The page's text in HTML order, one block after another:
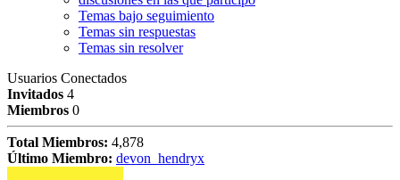
Temas bajo seguimiento
Temas sin respuestas
Temas sin resolver
Usuarios Conectados
Invitados 4
Miembros 0
Total Miembros: 4,878
Último Miembro: devon_hendryx